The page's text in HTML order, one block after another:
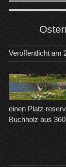
Veröffentlicht am
einen Platz
Buchholz aus